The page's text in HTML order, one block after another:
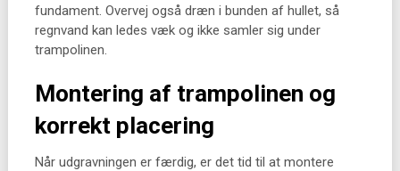
fundament. Overvej også dræn i bunden af hullet, så
regnvand kan ledes væk og ikke samler sig under
trampolinen.
Montering af trampolinen og
korrekt placering
Når udgravningen er færdig, er det tid til at montere